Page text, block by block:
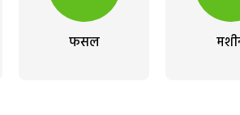
फसल